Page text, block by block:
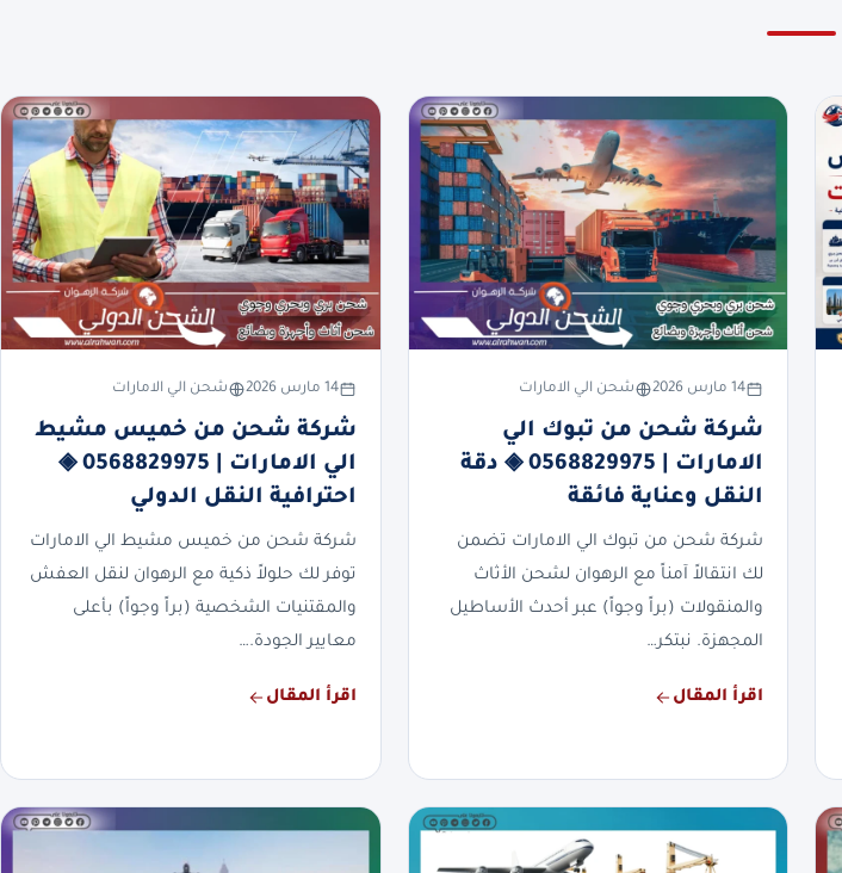
14 مارس 2026 شحن الي الامارات
شركة شحن من تبوك الي
الامارات | 0568829975 ◈ دقة
النقل وعناية فائقة
شركة شحن من تبوك الي الامارات تضمن
لك انتقالاً آمناً مع الرهوان لشحن الأثاث
والمنقولات (براً وجواً) عبر أحدث الأساطيل
المجهزة. نبتكر…
اقرأ المقال
14 مارس 2026 شحن الي الامارات
شركة شحن من خميس مشيط
الي الامارات | 0568829975 ◈
احترافية النقل الدولي
شركة شحن من خميس مشيط الي الامارات
توفر لك حلولاً ذكية مع الرهوان لنقل العفش
والمقتنيات الشخصية (براً وجواً) بأعلى
معايير الجودة.…
اقرأ المقال